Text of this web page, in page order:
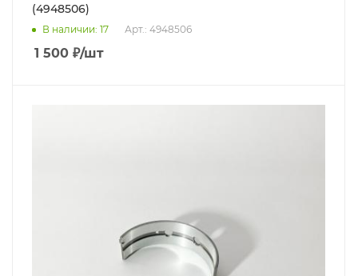
(4948506)
В наличии: 17 Арт.: 4948506
1 500 ₽/шт